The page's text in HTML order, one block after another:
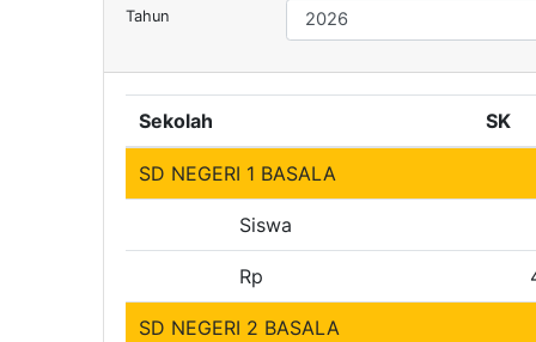
Tahun
Sekolah SK
SD NEGERI 1 BASALA
Siswa
Rp
SD NEGERI 2 BASALA